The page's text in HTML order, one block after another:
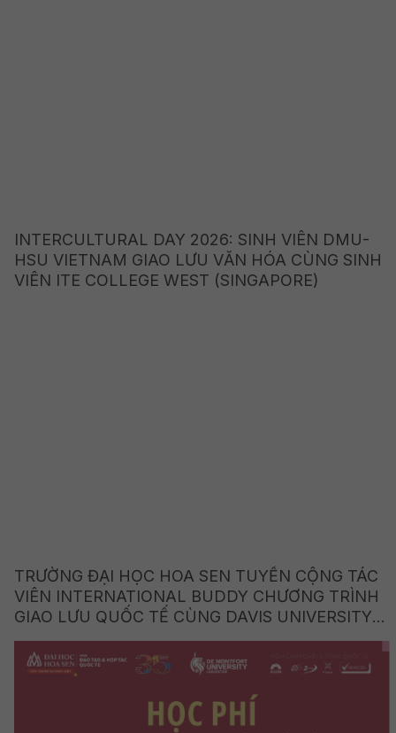
INTERCULTURAL DAY 2026: SINH VIÊN DMU-
HSU VIETNAM GIAO LƯU VĂN HÓA CÙNG SINH
VIÊN ITE COLLEGE WEST (SINGAPORE)
TRƯỜNG ĐẠI HỌC HOA SEN TUYỂN CỘNG TÁC
VIÊN INTERNATIONAL BUDDY CHƯƠNG TRÌNH
GIAO LƯU QUỐC TẾ CÙNG DAVIS UNIVERSITY
(HOA KỲ)